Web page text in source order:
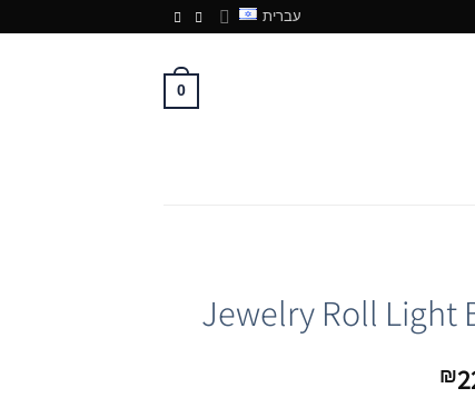
עברית
0
Jewelry Roll Light
₪